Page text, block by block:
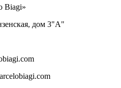
Biagi»
дом 3"А"